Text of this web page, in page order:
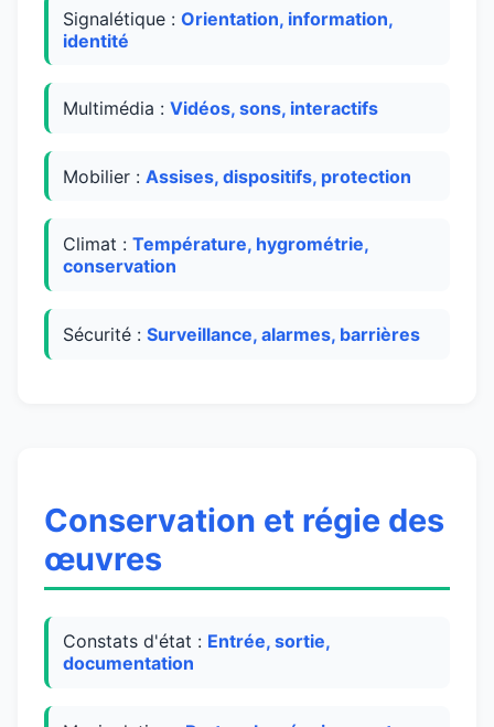
Signalétique : Orientation, information,
identité
Multimédia : Vidéos, sons, interactifs
Mobilier : Assises, dispositifs, protection
Climat : Température, hygrométrie,
conservation
Sécurité : Surveillance, alarmes, barrières
Conservation et régie des
œuvres
Constats d'état : Entrée, sortie,
documentation